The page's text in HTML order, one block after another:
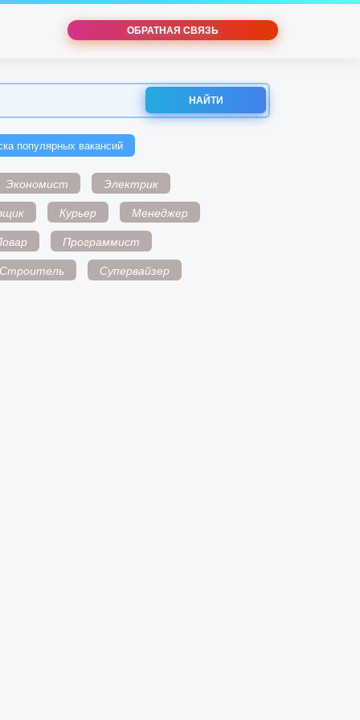
ОБРАТНАЯ СВЯЗЬ
НАЙТИ
популярных вакансий
Экономист
Электрик
Курьер
Менеджер
Программист
Строитель
Супервайзер